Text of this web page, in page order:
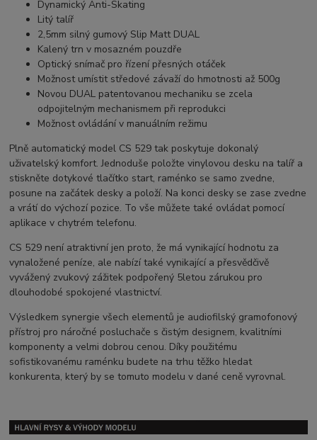
Dynamický Anti-Skating
Litý talíř
2,5mm silný gumový Slip Matt DUAL
Kalený trn v mosazném pouzdře
Optický snímač pro řízení přesných otáček
Možnost umístit středové závaží do hmotnosti až 500g
Novou DUAL patentovanou mechaniku se zcela
odpojitelným mechanismem při reprodukci
Možnost ovládání v manuálním režimu
Plně automatický model CS 529 tak poskytuje dokonalý
uživatelský komfort. Jednoduše položte vinylovou desku na talíř a
stiskněte dotykové tlačítko start, raménko se samo zvedne,
posune na začátek desky a položí. Na konci desky se zase zvedne
a vrátí do výchozí pozice. To vše můžete také ovládat pomocí
aplikace v chytrém telefonu.
CS 529 není atraktivní jen proto, že má vynikající hodnotu za
vynaložené peníze, ale nabízí také vynikající a přesvědčivě
vyvážený zvukový zážitek podpořený 5letou zárukou pro
dlouhodobé spokojené vlastnictví.
Výsledkem synergie všech elementů je audiofilský gramofonový
přístroj pro náročné posluchače s čistým designem, kvalitními
komponenty a velmi dobrou cenou. Díky použitému
sofistikovanému raménku budete na trhu těžko hledat
konkurenta, který by se tomuto modelu v dané ceně vyrovnal.